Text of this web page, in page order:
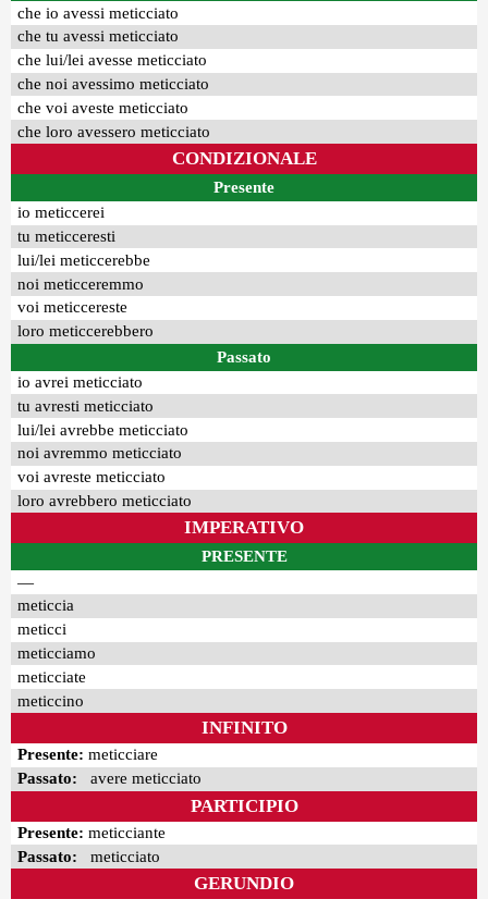
che io avessi meticciato
che tu avessi meticciato
che lui/lei avesse meticciato
che noi avessimo meticciato
che voi aveste meticciato
che loro avessero meticciato
CONDIZIONALE
Presente
io meticcerei
tu meticceresti
lui/lei meticcerebbe
noi meticceremmo
voi meticcereste
loro meticcerebbero
Passato
io avrei meticciato
tu avresti meticciato
lui/lei avrebbe meticciato
noi avremmo meticciato
voi avreste meticciato
loro avrebbero meticciato
IMPERATIVO
PRESENTE
—
meticcia
meticci
meticciamo
meticciate
meticcino
INFINITO
Presente: meticciare
Passato: avere meticciato
PARTICIPIO
Presente: meticciante
Passato: meticciato
GERUNDIO